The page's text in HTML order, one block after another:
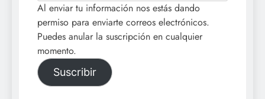
Al enviar tu información nos estás dando
permiso para enviarte correos electrónicos.
Puedes anular la suscripción en cualquier
momento.
Suscribir